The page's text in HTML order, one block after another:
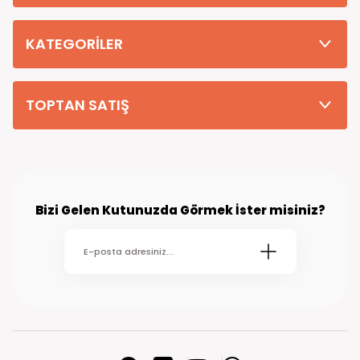
teslim edilmektedir. (kırsal köy kasaba gibi yerlere bu süre 7 güne
KATEGORİLER
TOPTAN SATIŞ
Bizi Gelen Kutunuzda Görmek İster misiniz?